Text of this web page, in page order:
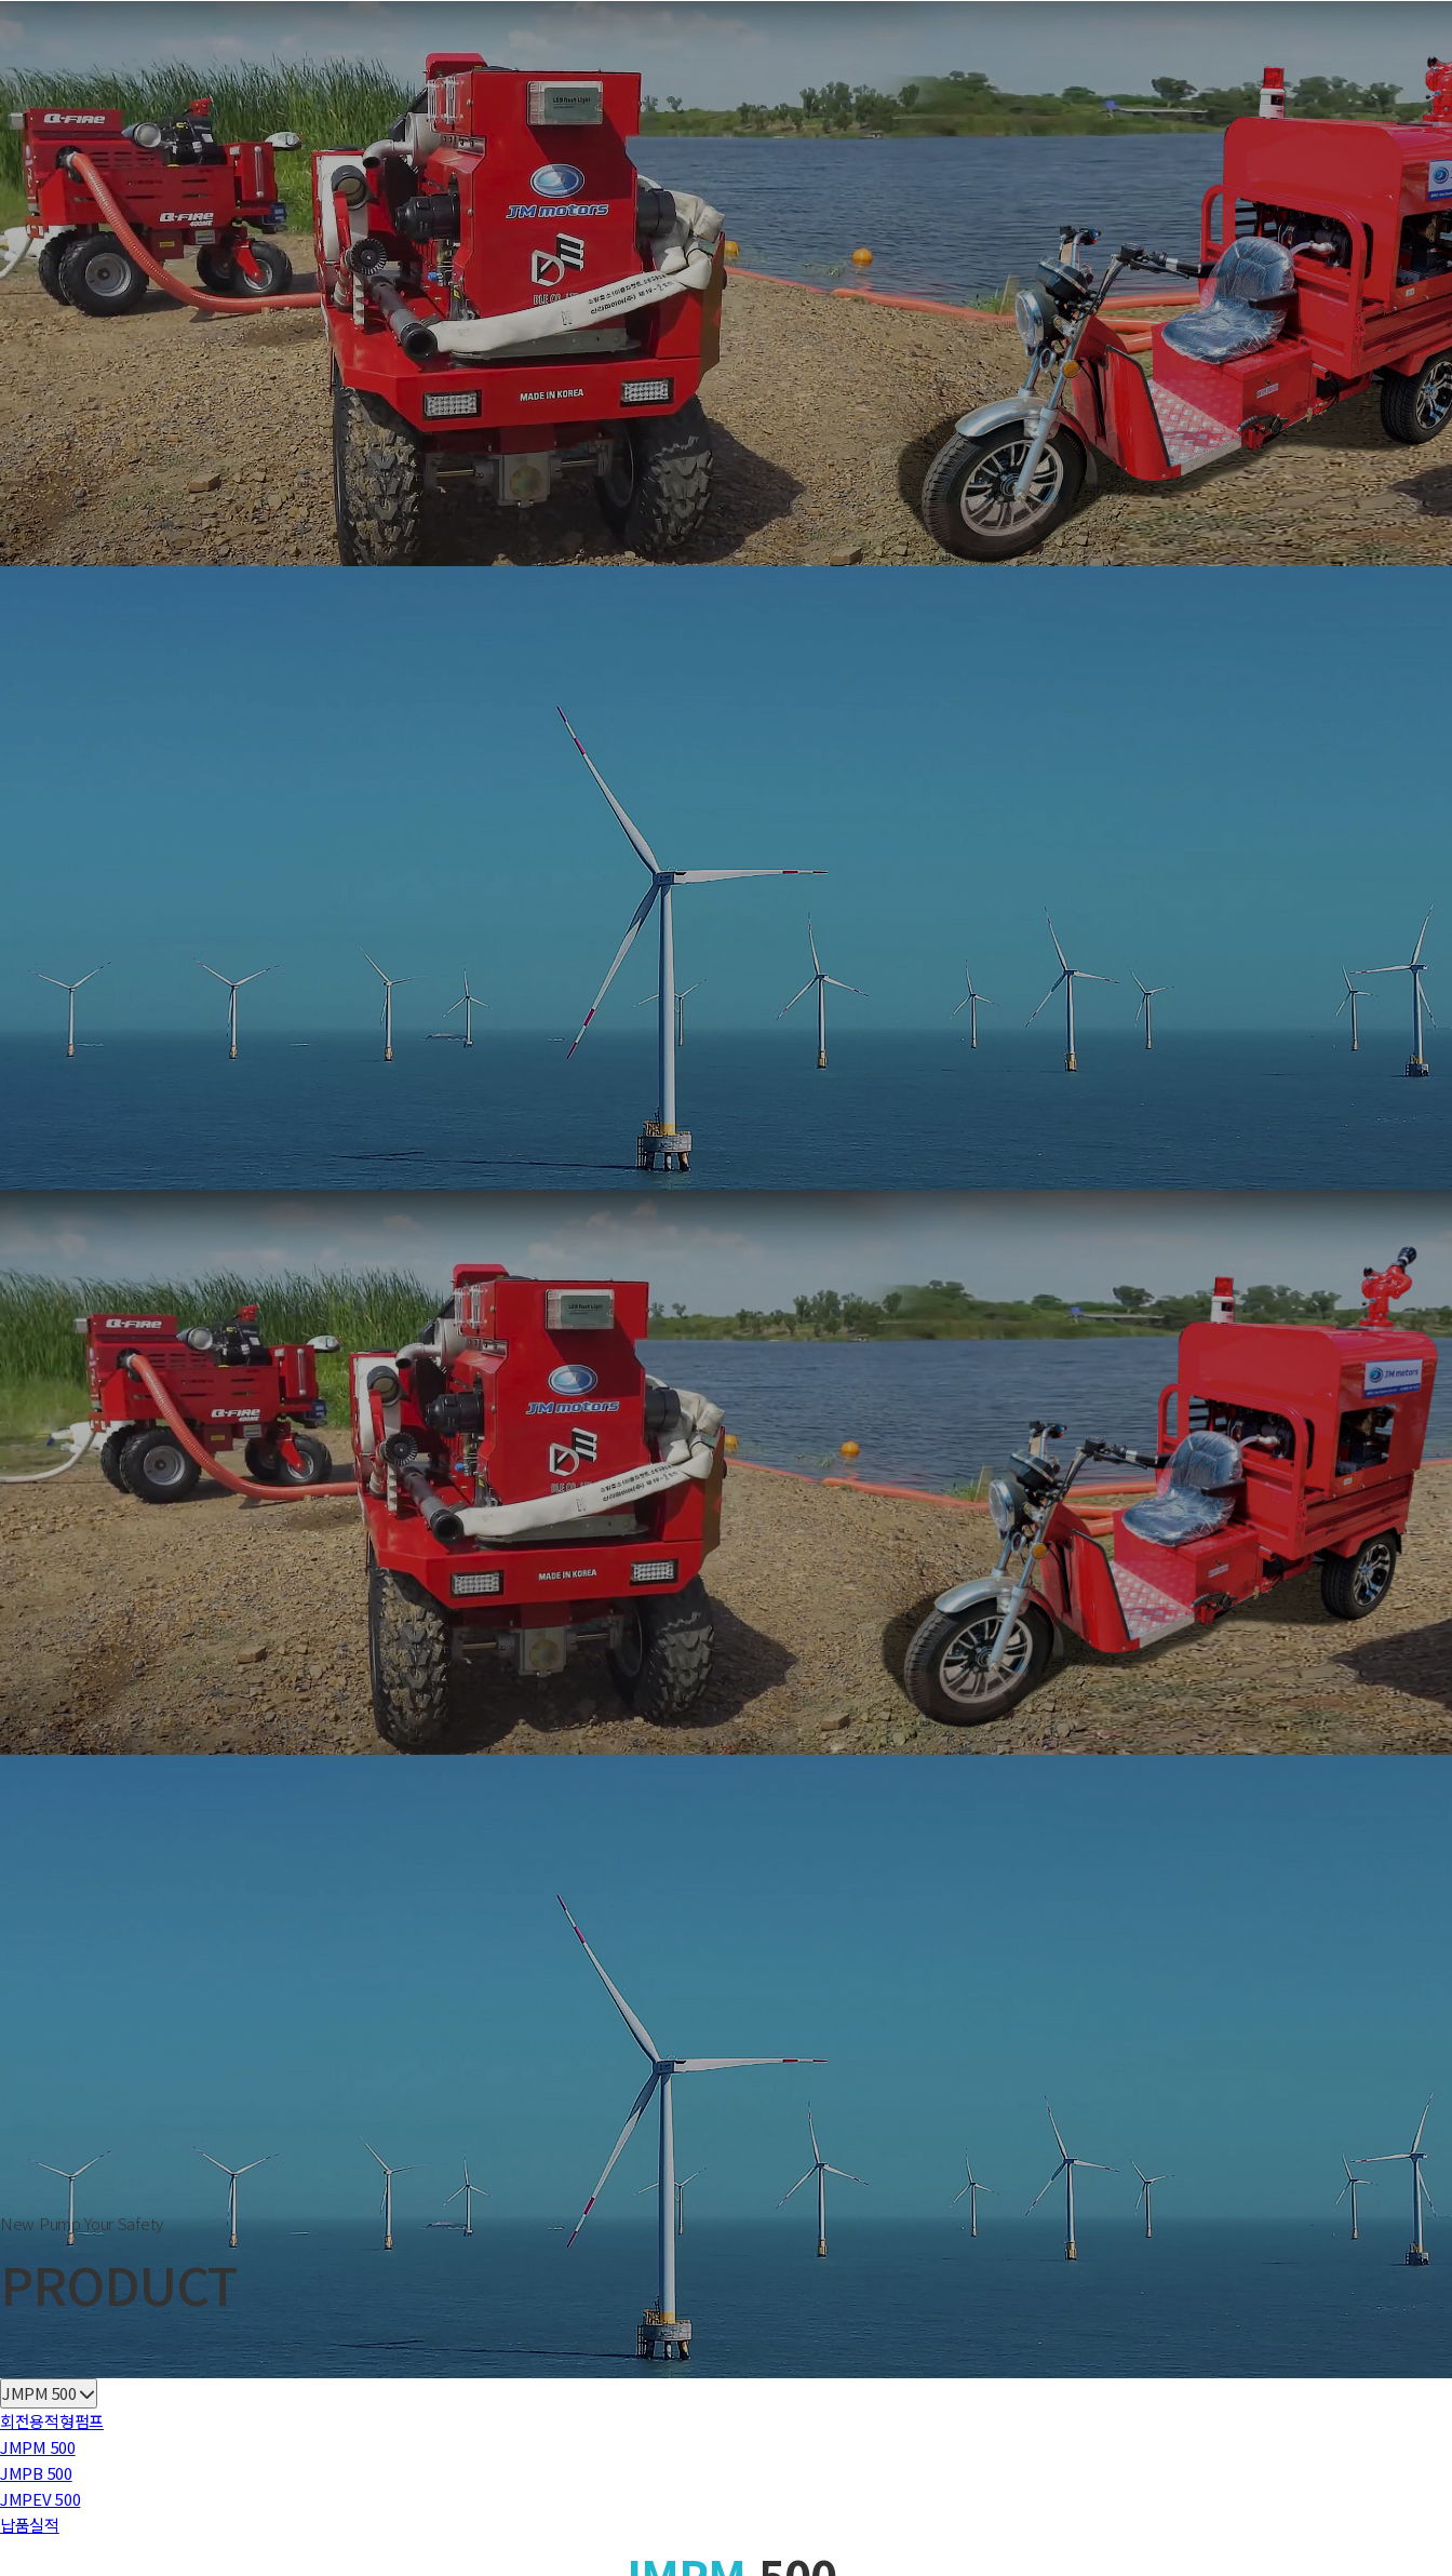
New Pump Your Safety
PRODUCT
JMPM 500
회전용적형펌프
JMPM 500
JMPB 500
JMPEV 500
납품실적